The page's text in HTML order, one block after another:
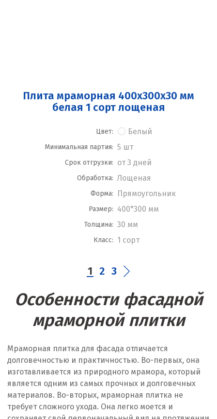
Плита мраморная 400x300x30 мм
белая 1 сорт лощеная
Цвет: Белый
Минимальная партия: 5 шт
Срок отгрузки: от 3 дней
Обработка: Лощеная
Форма: Прямоугольник
Размер: 400*300 мм
Толщина: 30 мм
Класс: 1 сорт
1 2 3
Особенности фасадной
мраморной плитки
Мраморная плитка для фасада отличается
долговечностью и практичностью. Во-первых, она
изготавливается из природного мрамора, который
является одним из самых прочных и долговечных
материалов. Во-вторых, мраморная плитка не
требует сложного ухода. Она легко моется и